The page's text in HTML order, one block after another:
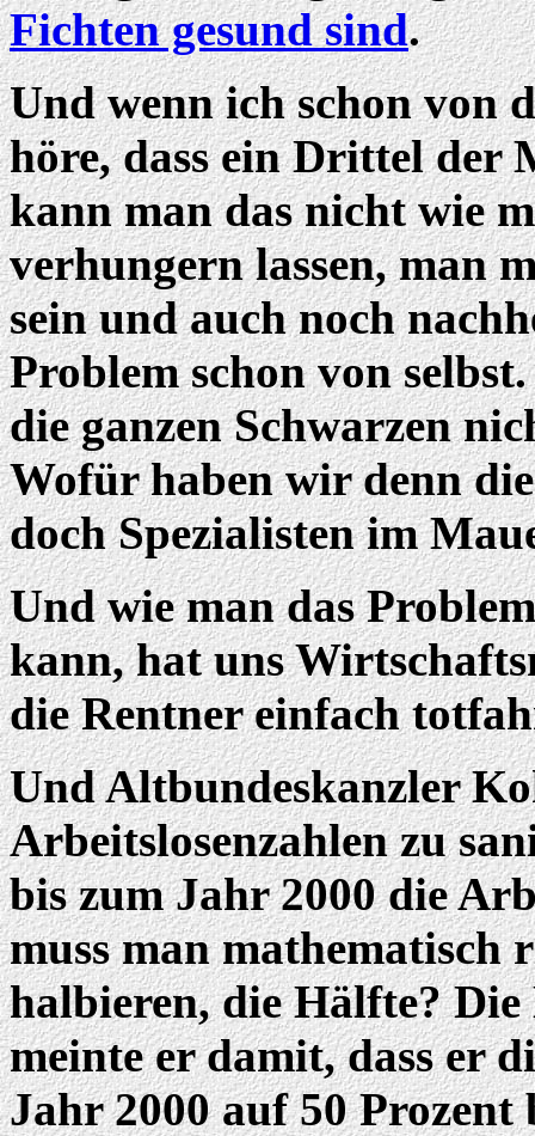
Fichten gesund sind.
Und wenn ich schon von
höre, dass ein Drittel der
kann man das nicht wie
verhungern lassen, man
sein und auch noch
Problem schon von
die ganzen Schwarzen
Wofür haben wir denn
doch Spezialisten im
Und wie man das
kann, hat uns
die Rentner einfach
Und Altbundeskanzler
Arbeitslosenzahlen zu
bis zum Jahr 2000 die
muss man mathematisch
halbieren, die Hälfte?
meinte er damit, dass er
Jahr 2000 auf 50